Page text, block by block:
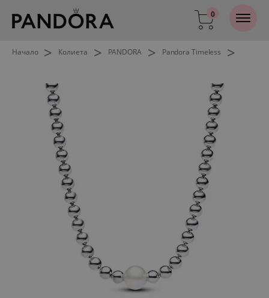
0
Начало > Колиета > PANDORA > Pandora Timeless >